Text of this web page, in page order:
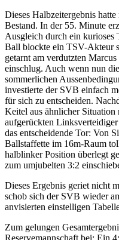
Dieses Halbzeitergebnis
Bestand. In der 55. Minute
Ausgleich durch ein
Ball blockte ein TSV-Akteur
getarnt am verdutzten
einschlug. Auch wenn nun
sommerlichen
investierte der SVB einfach
für sich zu entscheiden.
Keitel aus ähnlicher Situation
aufgerückten
das entscheidende Tor: Von
Ballstaffette im 16m-Raum
halblinker Position überlegt
zum umjubelten 3:2
Dieses Ergebnis geriet nicht
schob sich der SVB wieder
anvisierten einstelligen
Zum gelungen
Reservemannschaft bei: Ein